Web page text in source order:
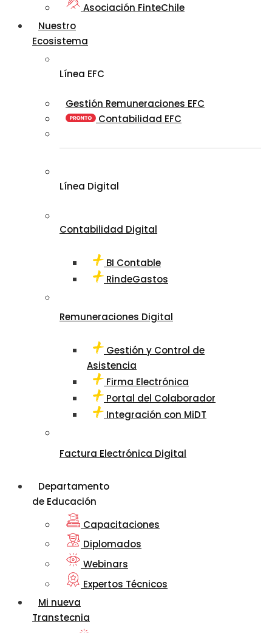
Asociación FinteChile
Nuestro
Ecosistema
Línea EFC
Gestión Remuneraciones EFC
Contabilidad EFC
Línea Digital
Contabilidad Digital
BI Contable
RindeGastos
Remuneraciones Digital
Gestión y Control de
Asistencia
Firma Electrónica
Portal del Colaborador
Integración con MiDT
Factura Electrónica Digital
Departamento
de Educación
Capacitaciones
Diplomados
Webinars
Expertos Técnicos
Mi nueva
Transtecnia